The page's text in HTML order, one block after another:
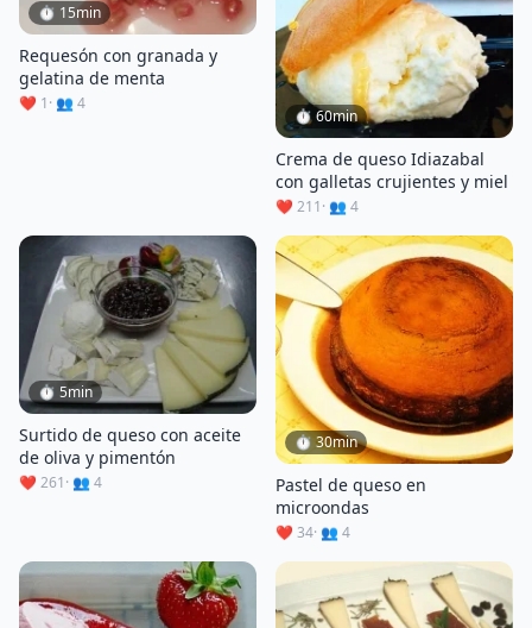
⏱ 15min
Requesón con granada y
gelatina de menta
❤️ 1· 👥 4
⏱ 60min
Crema de queso Idiazabal
con galletas crujientes y miel
❤️ 211· 👥 4
⏱ 5min
Surtido de queso con aceite
de oliva y pimentón
❤️ 261· 👥 4
⏱ 30min
Pastel de queso en
microondas
❤️ 34· 👥 4